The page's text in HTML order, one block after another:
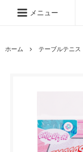
メニュー
ホーム テーブルテニス